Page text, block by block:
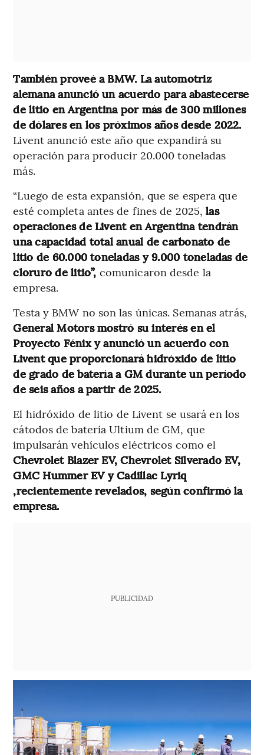
También proveé a BMW. La automotriz
alemana anunció un acuerdo para abastecerse
de litio en Argentina por más de 300 millones
de dólares en los próximos años desde 2022.
Livent anunció este año que expandirá su
operación para producir 20.000 toneladas
más.
“Luego de esta expansión, que se espera que
esté completa antes de fines de 2025,las
operaciones de Livent en Argentina tendrán
una capacidad total anual de carbonato de
litio de 60.000 toneladas y 9.000 toneladas de
cloruro de litio”, comunicaron desde la
empresa.
Testa y BMW no son las únicas. Semanas atrás,
General Motors mostró su interés en el
Proyecto Fénix y anunció un acuerdo con
Livent que proporcionará hidróxido de litio
de grado de batería a GM durante un período
de seis años a partir de 2025.
El hidróxido de litio de Livent se usará en los
cátodos de batería Ultium de GM, que
impulsarán vehículos eléctricos como el
Chevrolet Blazer EV, Chevrolet Silverado EV,
GMC Hummer EV y Cadillac Lyriq
,recientemente revelados, según confirmó la
empresa.
PUBLICIDAD